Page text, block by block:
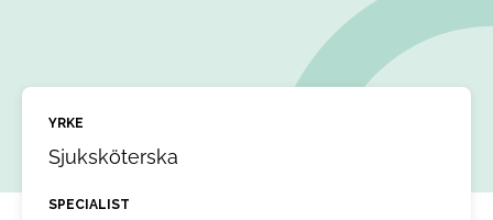
YRKE
Sjuksköterska
SPECIALIST